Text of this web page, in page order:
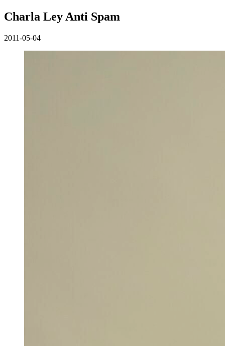
Charla Ley Anti Spam
2011-05-04